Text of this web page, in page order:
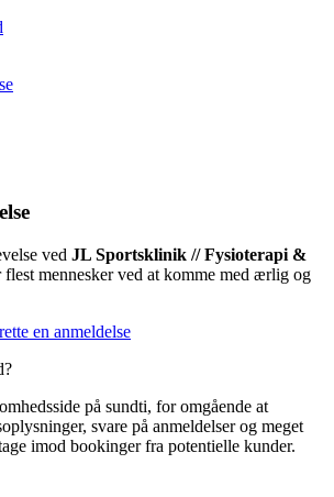
ved JL Sportsklinik // Fysioterapi &
mennesker ved at komme med ærlig og
en anmeldelse
på sundti, for omgående at
svare på anmeldelser og meget
imod bookinger fra potentielle kunder.